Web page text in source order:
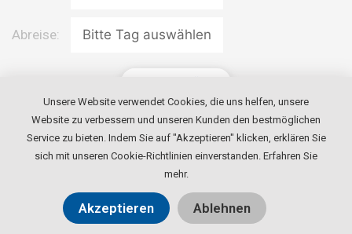
Abreise:
WEITER
Unsere Website verwendet Cookies, die uns helfen, unsere
Website zu verbessern und unseren Kunden den bestmöglichen
Service zu bieten. Indem Sie auf "Akzeptieren" klicken, erklären Sie
sich mit unseren Cookie-Richtlinien einverstanden. Erfahren Sie
mehr.
Akzeptieren Ablehnen